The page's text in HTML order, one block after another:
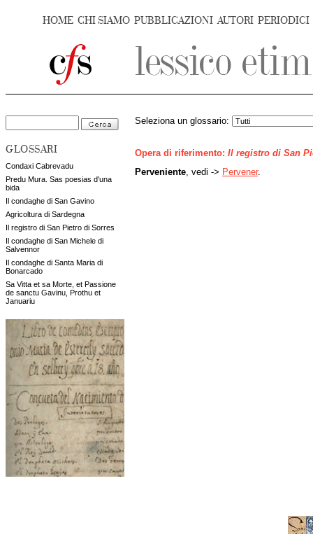
HOME CHI SIAMO PUBBLICAZIONI AUTORI PERIODICI
GLOSSARI
Condaxi Cabrevadu
Predu Mura. Sas poesias d'una
bida
Il condaghe di San Gavino
Agricoltura di Sardegna
Il registro di San Pietro di Sorres
Il condaghe di San Michele di
Salvennor
Il condaghe di Santa Maria di
Bonarcado
Sa Vitta et sa Morte, et Passione
de sanctu Gavinu, Prothu et
Januariu
Seleziona un glossario:
Opera di riferimento: Il registro di San
Perveniente , vedi -> Pervener.